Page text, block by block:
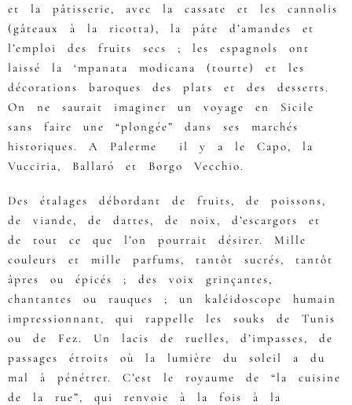
et la pâtisserie, avec la cassate et les cannolis
(gâteaux à la ricotta), la pâte d’amandes et
l’emploi des fruits secs ; les espagnols ont
laissé la ‘mpanata modicana (tourte) et les
décorations baroques des plats et des desserts.
On ne saurait imaginer un voyage en Sicile
sans faire une “plongée” dans ses marchés
historiques. A Palerme il y a le Capo, la
Vucciria, Ballaró et Borgo Vecchio.
Des étalages débordant de fruits, de poissons,
de viande, de dattes, de noix, d’escargots et
de tout ce que l’on pourrait désirer. Mille
couleurs et mille parfums, tantôt sucrés, tantôt
âpres ou épicés ; des voix grinçantes,
chantantes ou rauques ; un kaléidoscope humain
impressionnant, qui rappelle les souks de Tunis
ou de Fez. Un lacis de ruelles, d’impasses, de
passages étroits où la lumière du soleil a du
mal à pénétrer. C’est le royaume de “la cuisine
de la rue”, qui renvoie à la fois à la